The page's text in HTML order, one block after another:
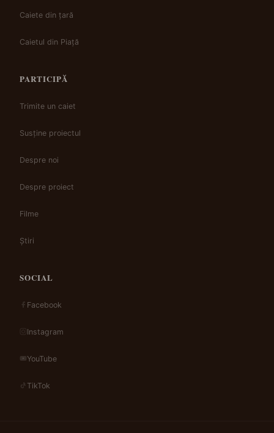
Caiete din țară
Caietul din Piață
PARTICIPĂ
Trimite un caiet
Susține proiectul
Despre noi
Despre proiect
Filme
Știri
SOCIAL
Facebook
Instagram
YouTube
TikTok